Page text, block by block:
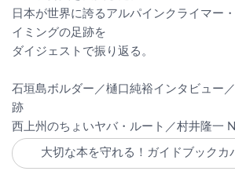
日本が世界に誇るアルパインクライマー
イミングの足跡を
ダイジェストで振り返る。
石垣島ボルダー／樋口純裕インタビュー
跡
西上州のちょいヤバ・ルート／村井隆一
大切な本を守れる！ガイドブックカ